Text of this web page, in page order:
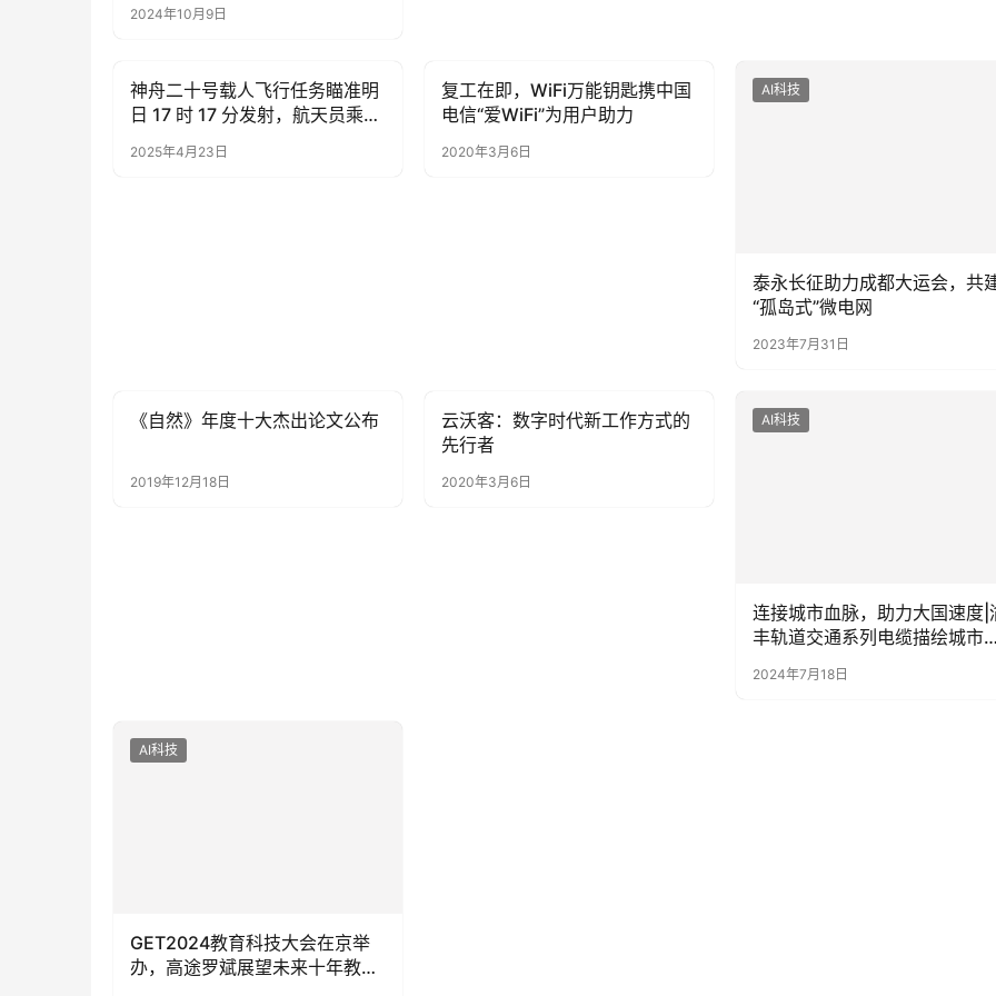
2024年10月9日
AI科技
神舟二十号载人飞行任务瞄准明
日 17 时 17 分发射，航天员乘组
2025年4月23日
AI科技
复工在即，WiFi万能钥匙携中国
电信“爱WiFi”为用户助力
2020年3月6日
AI科技
泰永长征助力成都大运会，共
“孤岛式”微电网
2023年7月31日
AI科技
《自然》年度十大杰出论文公布
2019年12月18日
AI科技
云沃客：数字时代新工作方式的
先行者
2020年3月6日
AI科技
连接城市血脉，助力大国速度|
丰轨道交通系列电缆描绘城市
好蓝图
2024年7月18日
AI科技
GET2024教育科技大会在京举
办，高途罗斌展望未来十年教培